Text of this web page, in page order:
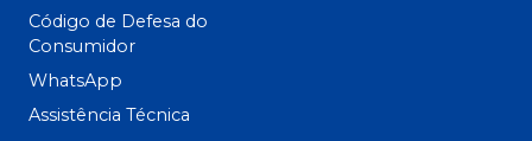
Código de Defesa do
Consumidor
WhatsApp
Assistência Técnica